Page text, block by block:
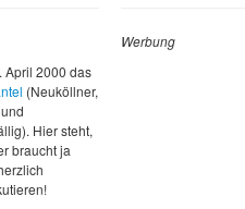
April 2000 das
(Neuköllner,
Hier steht,
braucht ja
Werbung